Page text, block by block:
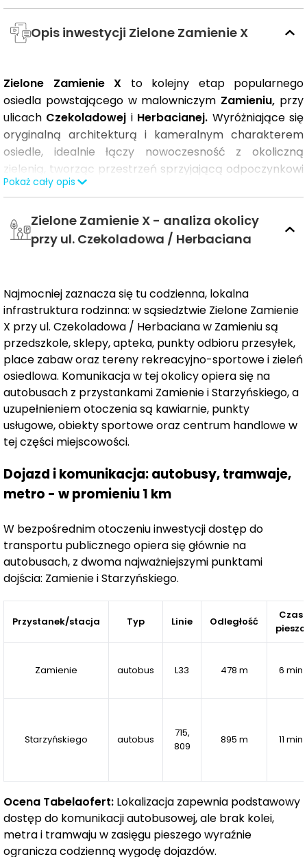
Opis inwestycji Zielone Zamienie X
Zielone Zamienie X to kolejny etap popularnego
osiedla powstającego w malowniczym Zamieniu, przy
ulicach Czekoladowej i Herbacianej. Wyróżniające się
oryginalną architekturą i kameralnym charakterem
osiedle, idealnie łączy nowoczesność z okoliczną
zielenią, tworząc przestrzeń sprzyjającą odpoczynkowi
i codziennemu komfortowi.
Lokalizacja w zielonej okolicy z niską zabudową stanowi
doskonałą alternatywę dla mieszkania w zatłoczonej
miasta. Dzięki bliskości węzładrogi ekspresowej S7
mieszkańcy mogą w szybki sposób dotrzeć do centrum
Warszawy. Dodatkowo, pobliskie przystanki
autobusowe oraz stacja PKP Jeziorki, oddalona o
zaledwie 2 km, zapewniają wygodny transport do
różnych części stolicy i poza nią.
Najnowszy etap oferuje96 mieszkańw czterech
trzypiętrowych budynkach. Każde mieszkanie
charakteryzuje się funkcjonalnym układem i dużą ilością
powierzchni nawet do230 m²) stanowią dodatkowy
atut, umożliwiający mieszkańcom stworzenie własnej
osiedla jest możliwość zagospodarowania zieleni we
własnym otoczeniu, co dodaje wyjątkowego charakteru
każdemu mieszkaniu.
Na terenie osiedla zaplanowano miejsca parkingowe, z
jednym przypisanym miejscem do każdego mieszkania
w cenie
. Osiedle jest ogrodzone, a jego mieszkańcy
bezpiecznych
placów zabaw
. W pobliżu znajdują się
sportowe, a także punkty handlowe, takie jak markety
łatwym i bezproblemowym.
***
Poszczególne etapy osiedla Zielone Zamienie
realizowane są przez spółki celowe należące do Grupy
Pokaż cały opis
Zielone Zamienie X - analiza okolicy
przy ul. Czekoladowa / Herbaciana
Najmocniej zaznacza się tu codzienna, lokalna
infrastruktura rodzinna: w sąsiedztwie Zielone Zamienie
X przy ul. Czekoladowa / Herbaciana w Zamieniu są
przedszkole, sklepy, apteka, punkty odbioru przesyłek,
place zabaw oraz tereny rekreacyjno-sportowe i zieleń
osiedlowa. Komunikacja w tej okolicy opiera się na
autobusach z przystankami Zamienie i Starzyńskiego, a
uzupełnieniem otoczenia są kawiarnie, punkty
usługowe, obiekty sportowe oraz centrum handlowe w
tej części miejscowości.
Dojazd i komunikacja: autobusy, tramwaje,
metro - w promieniu 1 km
W bezpośrednim otoczeniu inwestycji dostęp do
transportu publicznego opiera się głównie na
autobusach, z dwoma najważniejszymi punktami
dojścia: Zamienie i Starzyńskiego.
Przystanek/stacja Typ Linie Odległość
Czas
pieszo
Zamienie autobus L33 478 m 6 min
Starzyńskiego autobus
715,
809
895 m 11 min
Ocena Tabelaofert: Lokalizacja zapewnia podstawowy
dostęp do komunikacji autobusowej, ale brak kolei,
metra i tramwaju w zasięgu pieszego wyraźnie
ogranicza codzienną wygodę dojazdów.